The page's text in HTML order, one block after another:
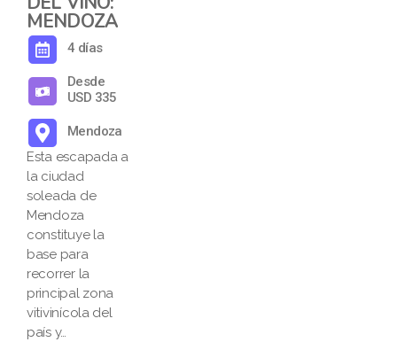
MENDOZA
4 días
Desde
USD 335
Mendoza
Esta escapada a
la ciudad
soleada de
Mendoza
constituye la
base para
recorrer la
principal zona
vitivinícola del
país y…